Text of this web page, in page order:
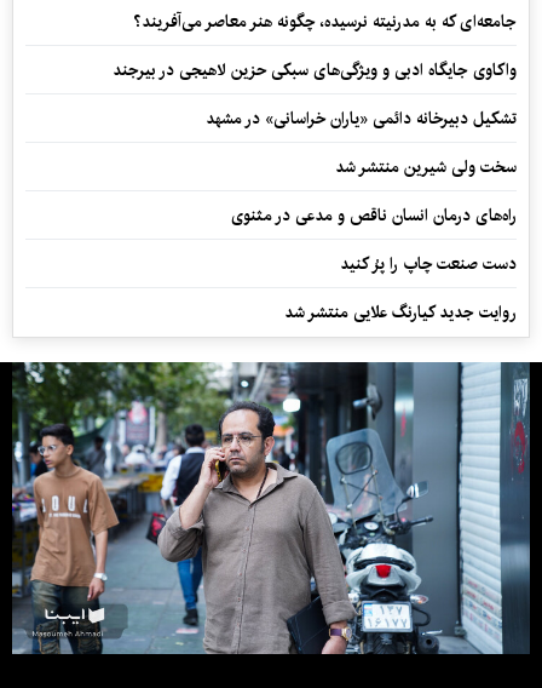
جامعه‌ای که به مدرنیته نرسیده، چگونه هنر معاصر می‌آفریند؟
واکاوی جایگاه ادبی و ویژگی‌های سبکی حزین لاهیجی در بیرجند
تشکیل دبیرخانه دائمی «یاران خراسانی» در مشهد
سخت ولی شیرین منتشر شد
راه‌های درمان انسان ناقص و مدعی در مثنوی
دست صنعت چاپ را پرُ کنید
روایت جدید کیارنگ علایی منتشر شد